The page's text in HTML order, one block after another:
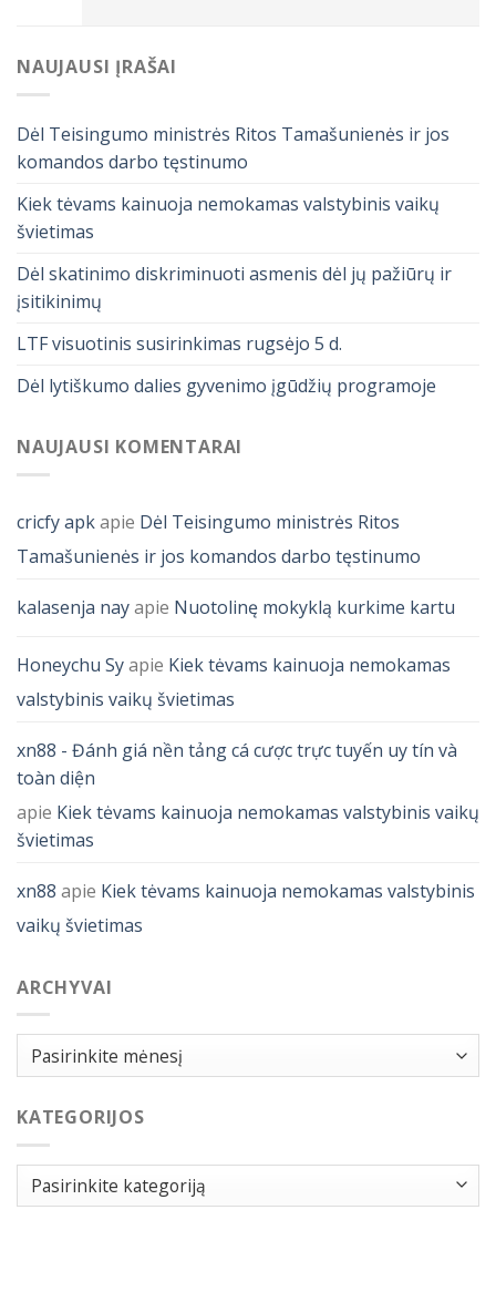
NAUJAUSI ĮRAŠAI
Dėl Teisingumo ministrės Ritos Tamašunienės ir jos
komandos darbo tęstinumo
Kiek tėvams kainuoja nemokamas valstybinis vaikų
švietimas
Dėl skatinimo diskriminuoti asmenis dėl jų pažiūrų ir
įsitikinimų
LTF visuotinis susirinkimas rugsėjo 5 d.
Dėl lytiškumo dalies gyvenimo įgūdžių programoje
NAUJAUSI KOMENTARAI
cricfy apkapie Dėl Teisingumo ministrės Ritos
Tamašunienės ir jos komandos darbo tęstinumo
kalasenja nayapie Nuotolinę mokyklą kurkime kartu
Honeychu Syapie Kiek tėvams kainuoja nemokamas
valstybinis vaikų švietimas
xn88 - Đánh giá nền tảng cá cược trực tuyến uy tín và
toàn diện
apie Kiek tėvams kainuoja nemokamas valstybinis vaikų
švietimas
xn88 apie Kiek tėvams kainuoja nemokamas valstybinis
vaikų švietimas
ARCHYVAI
Archyvai
KATEGORIJOS
Kategorijos